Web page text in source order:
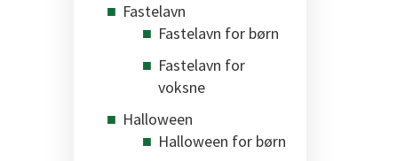
Fastelavn
Fastelavn for børn
Fastelavn for
voksne
Halloween
Halloween for børn